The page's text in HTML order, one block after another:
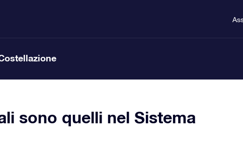
sono quelli nel Sistema